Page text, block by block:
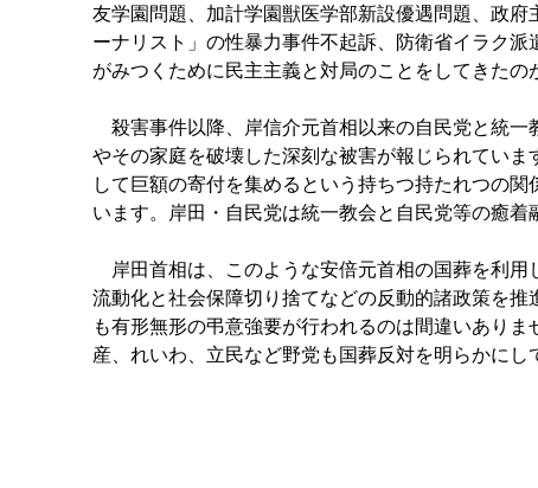
友学園問題、加計学園獣医学部新設優遇問題、政
ーナリスト」の性暴力事件不起訴、防衛省イラク
がみつくために民主主義と対局のことをしてきたの
殺害事件以降、岸信介元首相以来の自民党と統一
やその家庭を破壊した深刻な被害が報じられてい
して巨額の寄付を集めるという持ちつ持たれつの
います。岸田・自民党は統一教会と自民党等の癒着
岸田首相は、このような安倍元首相の国葬を利用
流動化と社会保障切り捨てなどの反動的諸政策を
も有形無形の弔意強要が行われるのは間違いあり
産、れいわ、立民など野党も国葬反対を明らかに